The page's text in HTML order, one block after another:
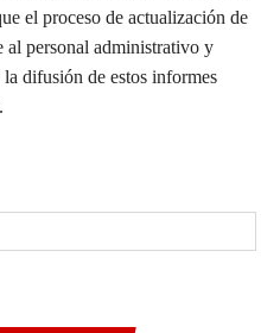
el proceso de actualización de
al personal administrativo y
difusión de estos informes